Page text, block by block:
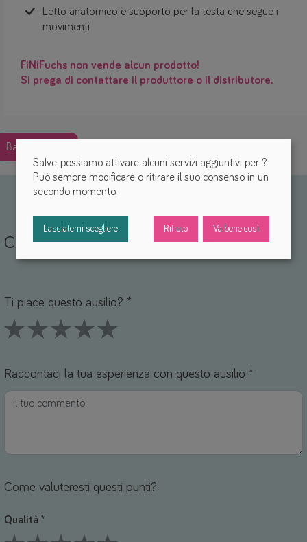
Letto anatomico e supporto per la testa che segue i
movimenti
FiNiFuchs non vende alcun prodotto!
Si prega di contattare il produttore o il distributore.
Back
Condividi la tua esperienza
Ti piace questo ausilio? *
Raccontaci la tua esperienza con questo ausilio *
Come valuteresti questi punti?
Qualità *
Salve, possiamo attivare alcuni servizi aggiuntivi per ?
Può sempre modificare o ritirare il suo consenso in un
secondo momento.
Lasciatemi scegliere Rifiuto Va bene così